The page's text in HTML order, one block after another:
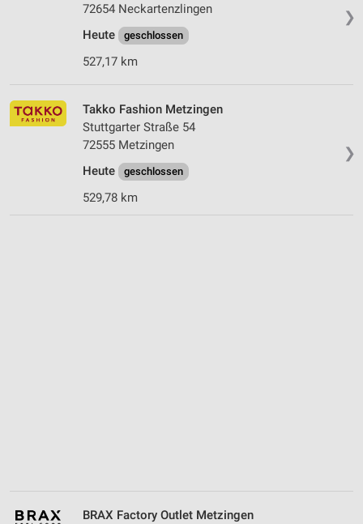
❯
72654 Neckartenzlingen
Heute
geschlossen
527,17 km
❯
Takko Fashion Metzingen
Stuttgarter Straße 54
72555 Metzingen
Heute
geschlossen
529,78 km
BRAX Factory Outlet Metzingen